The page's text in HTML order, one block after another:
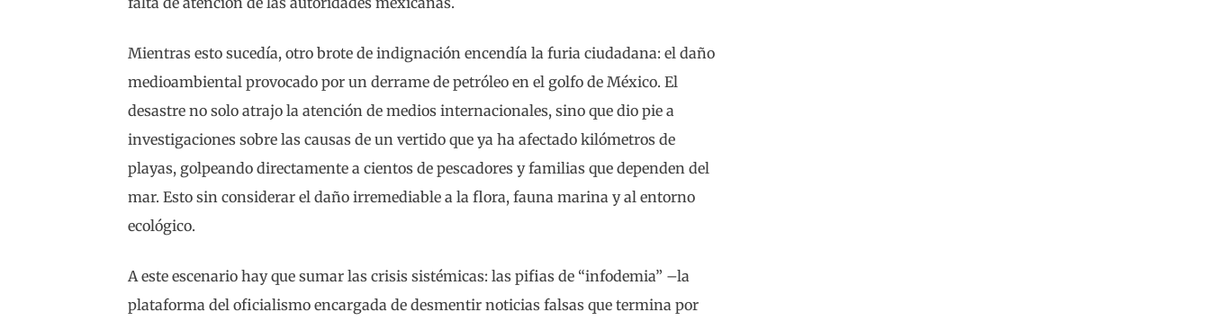
Mientras esto sucedía, otro brote de indignación encendía la furia ciudadana: el daño
medioambiental provocado por un derrame de petróleo en el golfo de México. El
desastre no solo atrajo la atención de medios internacionales, sino que dio pie a
investigaciones sobre las causas de un vertido que ya ha afectado kilómetros de
playas, golpeando directamente a cientos de pescadores y familias que dependen del
mar. Esto sin considerar el daño irremediable a la flora, fauna marina y al entorno
ecológico.
A este escenario hay que sumar las crisis sistémicas: las pifias de “infodemia” –la
plataforma del oficialismo encargada de desmentir noticias falsas que termina por